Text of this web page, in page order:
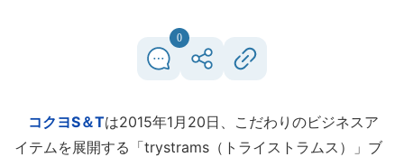
0
コクヨS＆Tは2015年1月20日、こだわりのビジネスア
イテムを展開する「trystrams（トライストラムス）」ブ